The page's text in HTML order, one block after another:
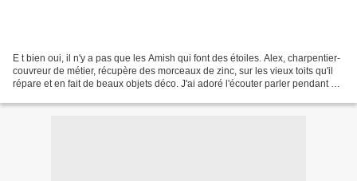
E t bien oui, il n'y a pas que les Amish qui font des étoiles. Alex, charpentier-
couvreur de métier, récupère des morceaux de zinc, sur les vieux toits qu'il
répare et en fait de beaux objets déco. J'ai adoré l'écouter parler pendant un